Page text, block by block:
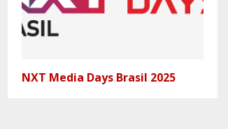
NXT Media Days Brasil 2025